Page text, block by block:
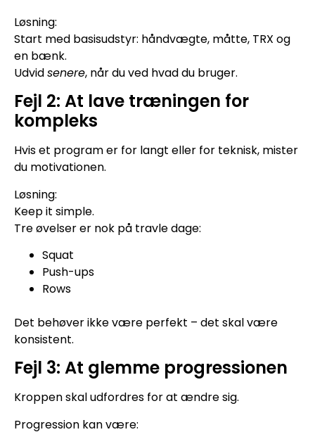
Løsning:
Start med basisudstyr: håndvægte, måtte, TRX og
en bænk.
Udvidsenere, når du ved hvad du bruger.
Fejl 2: At lave træningen for
kompleks
Hvis et program er for langt eller for teknisk, mister
du motivationen.
Løsning:
Keep it simple.
Tre øvelser er nok på travle dage:
Squat
Push-ups
Rows
Det behøver ikke være perfekt – det skal være
konsistent.
Fejl 3: At glemme progressionen
Kroppen skal udfordres for at ændre sig.
Progression kan være: